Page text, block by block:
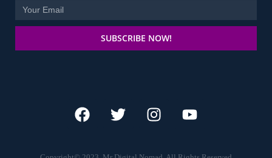
SUBSCRIBE NOW!